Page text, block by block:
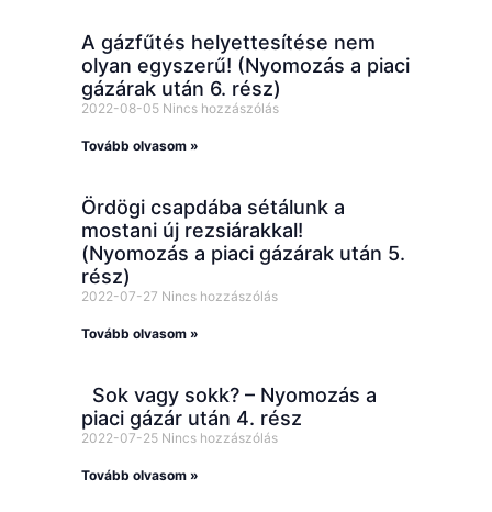
A gázfűtés helyettesítése nem
olyan egyszerű! (Nyomozás a piaci
gázárak után 6. rész)
2022-08-05 Nincs hozzászólás
Tovább olvasom »
Ördögi csapdába sétálunk a
mostani új rezsiárakkal!
(Nyomozás a piaci gázárak után 5.
rész)
2022-07-27 Nincs hozzászólás
Tovább olvasom »
Sok vagy sokk? – Nyomozás a
piaci gázár után 4. rész
2022-07-25 Nincs hozzászólás
Tovább olvasom »